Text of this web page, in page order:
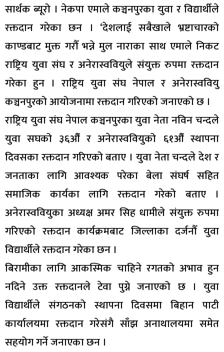
सार्थक ब्यूरो । नेकपा एमाले कञ्चनपुरका युवा र विद्यार्थीले
रक्तदान गरेका छन । ‘देशलाई सबैखाले भ्रष्टाचारको
काण्डबाट मुक्त गरौँ भन्ने मुल नाराका साथ एमाले निकट
राष्ट्रिय युवा संघ र अनेरास्ववियुले संयुक्त रुपमा रक्तदान
गरेका हुन । राष्ट्रिय युवा संघ नेपाल र अनेरास्ववियु
कञ्चनपुरको आयोजनामा रक्तदान गरिएको जनाएको छ ।
राष्ट्रिय युवा संघ नेपाल कञ्चनपुरका युवा नेता नविन चन्दले
युवा सघको ३६औँ र अनेरास्ववियुको ६१औँ स्थापना
दिवसका रक्तदान गरिएको बताए । युवा नेता चन्दले देश र
जनताका लागि आवश्यक परेका बेला संघर्ष सहित
समाजिक कार्यका लागि रक्तदान गरेको बताए ।
अनेरास्ववियुका अध्यक्ष अमर सिह धामीले संयुक्त रुपमा
गरिएको रक्तदान कार्यक्रमबाट जिल्लाका दर्जनौँ युवा
विद्यार्थीले रक्तदान गरेका छन ।
बिरामीका लागि आकस्मिक चाहिने रगतको अभाव हुन
नदिने उक्त रक्तदानले टेवा पुग्ने जनाएको छ । युवा
विद्यार्थीले संगठनको स्थापना दिवसमा बिहान पाटी
कार्यालयमा रक्तदान गरेसंगै साँझ अनाथालयमा समेत
सहयोग गर्ने जनाएका छन ।